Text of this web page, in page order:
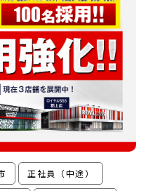
正社員（中途）